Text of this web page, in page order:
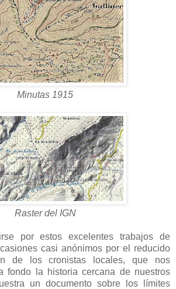
Minutas 1915
Raster del IGN
por estos excelentes trabajos de
casi anónimos por el reducido
de los cronistas locales, que nos
fondo la historia cercana de nuestros
un documento sobre los límites